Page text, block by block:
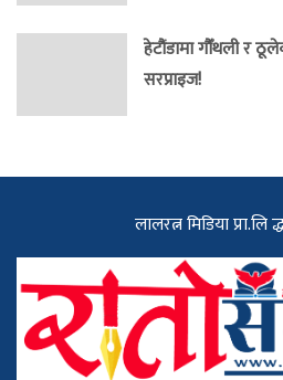
हेटौंडामा गौँथली र
सरप्राइज!
लालरत्न मिडिया प्रा.लि